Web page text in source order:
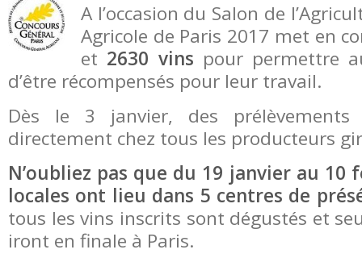
A l’occasion du Salon de
Agricole de Paris 2017 met en
et 2630 vins pour permettre
d’être récompensés pour leur travail.
Dès le 3 janvier, des prélèvements
directement chez tous les producteurs
N’oubliez pas que du 19 janvier au 10
locales ont lieu dans 5 centres de
tous les vins inscrits sont dégustés et
iront en finale à Paris.